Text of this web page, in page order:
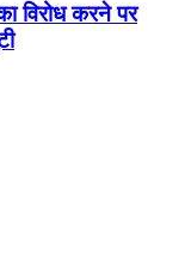
विरोध करने पर